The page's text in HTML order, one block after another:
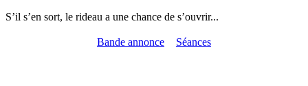
S’il s’en sort, le rideau a une chance de s’ouvrir...
Bande annonce Séances